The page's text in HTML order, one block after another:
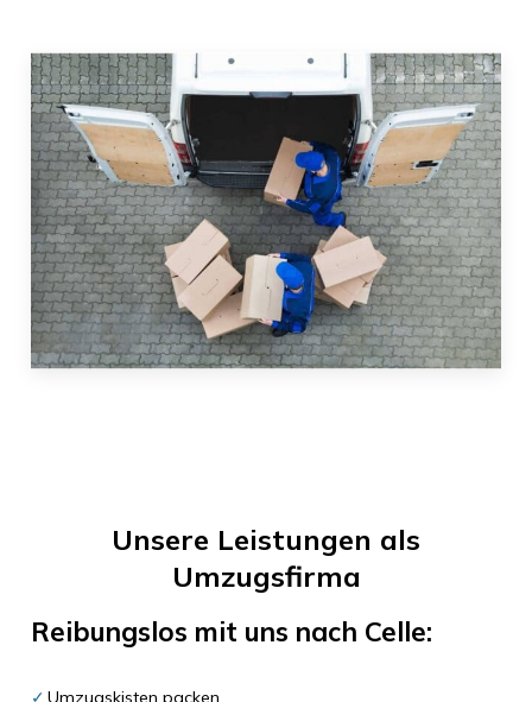
Unsere Leistungen als
Umzugsfirma
Reibungslos mit uns nach Celle:
Umzugskisten packen